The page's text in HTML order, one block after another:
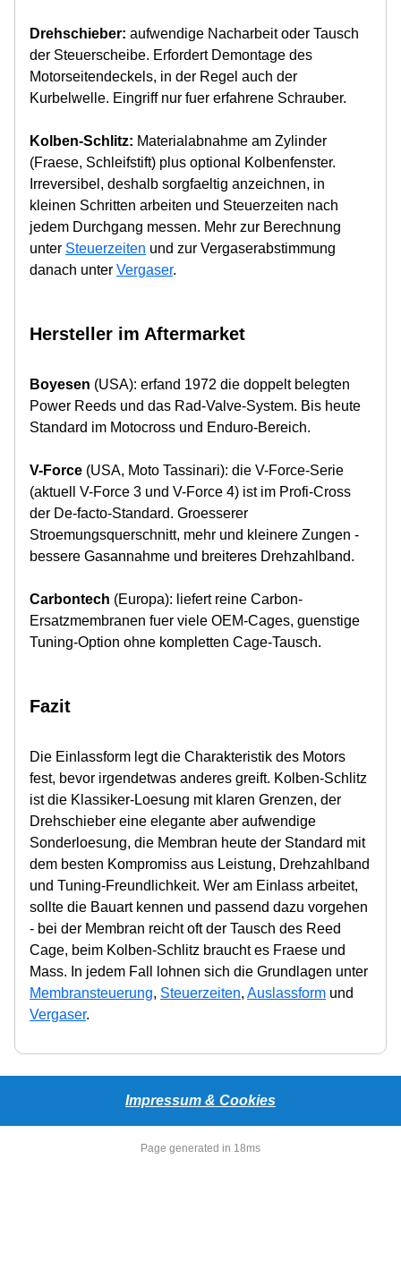
Drehschieber: aufwendige Nacharbeit oder Tausch
der Steuerscheibe. Erfordert Demontage des
Motorseitendeckels, in der Regel auch der
Kurbelwelle. Eingriff nur fuer erfahrene Schrauber.
Kolben-Schlitz: Materialabnahme am Zylinder
(Fraese, Schleifstift) plus optional Kolbenfenster.
Irreversibel, deshalb sorgfaeltig anzeichnen, in
kleinen Schritten arbeiten und Steuerzeiten nach
jedem Durchgang messen. Mehr zur Berechnung
unter Steuerzeiten und zur Vergaserabstimmung
danach unter Vergaser.
Hersteller im Aftermarket
Boyesen (USA): erfand 1972 die doppelt belegten
Power Reeds und das Rad-Valve-System. Bis heute
Standard im Motocross und Enduro-Bereich.
V-Force (USA, Moto Tassinari): die V-Force-Serie
(aktuell V-Force 3 und V-Force 4) ist im Profi-Cross
der De-facto-Standard. Groesserer
Stroemungsquerschnitt, mehr und kleinere Zungen -
bessere Gasannahme und breiteres Drehzahlband.
Carbontech (Europa): liefert reine Carbon-
Ersatzmembranen fuer viele OEM-Cages, guenstige
Tuning-Option ohne kompletten Cage-Tausch.
Fazit
Die Einlassform legt die Charakteristik des Motors
fest, bevor irgendetwas anderes greift. Kolben-Schlitz
ist die Klassiker-Loesung mit klaren Grenzen, der
Drehschieber eine elegante aber aufwendige
Sonderloesung, die Membran heute der Standard mit
dem besten Kompromiss aus Leistung, Drehzahlband
und Tuning-Freundlichkeit. Wer am Einlass arbeitet,
sollte die Bauart kennen und passend dazu vorgehen
- bei der Membran reicht oft der Tausch des Reed
Cage, beim Kolben-Schlitz braucht es Fraese und
Mass. In jedem Fall lohnen sich die Grundlagen unter
Membransteuerung, Steuerzeiten, Auslassform und
Vergaser.
Impressum & Cookies
Page generated in 18ms